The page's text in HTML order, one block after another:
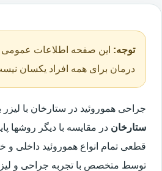
توجه: این صفحه اطلاعات عمومی
درمان برای همه افراد یکسان
جراحی هموروئید در ستارخان با
ستارخان در مقایسه با دیگر روشها
قطعی تمام انواع هموروئید داخلی و
توسط متخصص با تجربه جراحی و